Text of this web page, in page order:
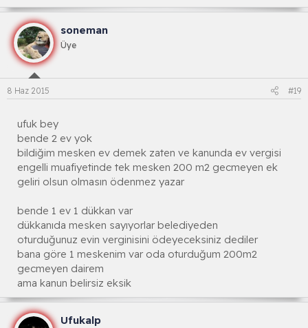
soneman
Üye
8 Haz 2015 #19
ufuk bey
bende 2 ev yok
bildiğim mesken ev demek zaten ve kanunda ev vergisi
engelli muafiyetinde tek mesken 200 m2 gecmeyen ek
geliri olsun olmasın ödenmez yazar
bende 1 ev 1 dükkan var
dükkanıda mesken sayıyorlar belediyeden
oturduğunuz evin verginisini ödeyeceksiniz dediler
bana göre 1 meskenim var oda oturduğum 200m2
gecmeyen dairem
ama kanun belirsiz eksik
Ufukalp